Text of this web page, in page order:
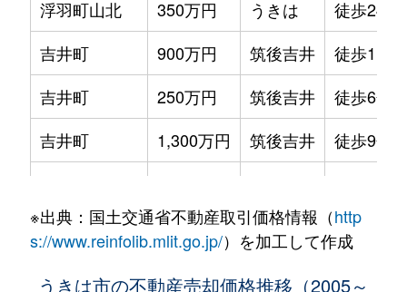
浮羽町山北
350万円 うきは
徒歩24分
吉井町
900万円 筑後吉井
徒歩11分
吉井町
250万円 筑後吉井
徒歩6分
吉井町
1,300万円 筑後吉井
徒歩9分
吉井町富永
140万円 筑後吉井
徒歩25分
※出典：国土交通省不動産取引価格情報（http
s://www.reinfolib.mlit.go.jp/）を加工して作成
うきは市の不動産売却価格推移（2005～